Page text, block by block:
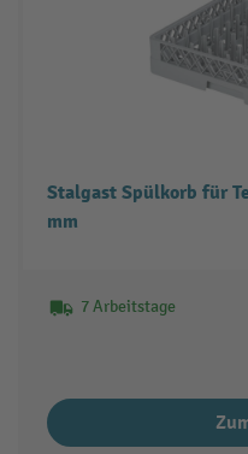
Stalgast Spülkorb für
mm
7 Arbeitstage